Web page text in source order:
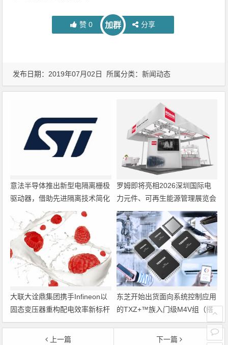
赞 0 加群 分享
发布日期：2019年07月02日 所属分类：新闻动态
意法半导体推出新型电隔离栅极
驱动器，借助先进隔离技术简化
电源设计
罗姆即将亮相2026深圳国际电
力元件、可再生能源管理展览会
暨研讨会
大联大诠鼎集团携手Infineon以
固态变压器重构配电效率新标杆
东芝开始出货面向系统控制应用
的TXZ+™族入门级M4V组（搭
载Arm Cortex‑M4内核的标准微
控制器）工程样品
上一篇 下一篇